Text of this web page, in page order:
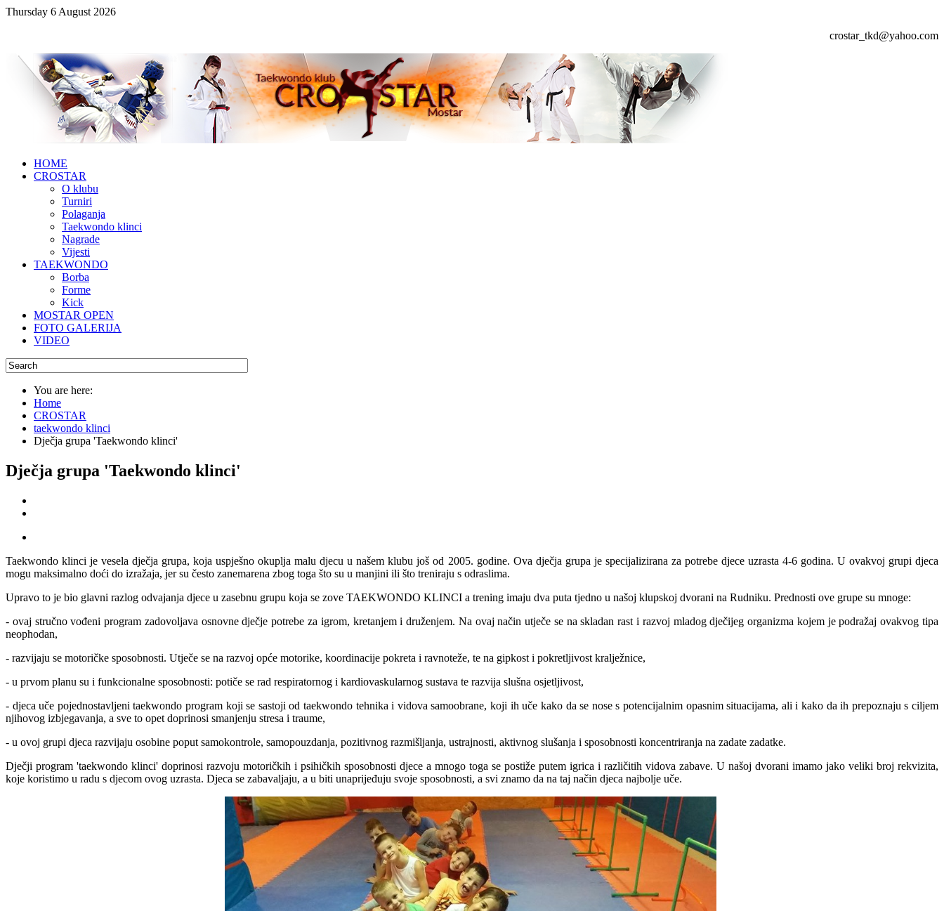
Thursday 6 August 2026
crostar_tkd@yahoo.com
HOME
CROSTAR
O klubu
Turniri
Polaganja
Taekwondo klinci
Nagrade
Vijesti
TAEKWONDO
Borba
Forme
Kick
MOSTAR OPEN
FOTO GALERIJA
VIDEO
You are here:
Home
CROSTAR
taekwondo klinci
Dječja grupa 'Taekwondo klinci'
Dječja grupa 'Taekwondo klinci'
Taekwondo klinci je vesela dječja grupa, koja uspješno okuplja malu djecu u našem klubu još od 2005. godine. Ova dječja grupa je specijalizirana za potrebe djece uzrasta 4-6 godina. U ovakvoj grupi djeca
mogu maksimalno doći do izražaja, jer su često zanemarena zbog toga što su u manjini ili što treniraju s odraslima.
Upravo to je bio glavni razlog odvajanja djece u zasebnu grupu koja se zove TAEKWONDO KLINCI a trening imaju dva puta tjedno u našoj klupskoj dvorani na Rudniku. Prednosti ove grupe su mnoge:
- ovaj stručno vođeni program zadovoljava osnovne dječje potrebe za igrom, kretanjem i druženjem. Na ovaj način utječe se na skladan rast i razvoj mladog dječijeg organizma kojem je podražaj ovakvog tipa
neophodan,
- razvijaju se motoričke sposobnosti. Utječe se na razvoj opće motorike, koordinacije pokreta i ravnoteže, te na gipkost i pokretljivost kralježnice,
- u prvom planu su i funkcionalne sposobnosti: potiče se rad respiratornog i kardiovaskularnog sustava te razvija slušna osjetljivost,
- djeca uče pojednostavljeni taekwondo program koji se sastoji od taekwondo tehnika i vidova samoobrane, koji ih uče kako da se nose s potencijalnim opasnim situacijama, ali i kako da ih prepoznaju s ciljem
njihovog izbjegavanja, a sve to opet doprinosi smanjenju stresa i traume,
- u ovoj grupi djeca razvijaju osobine poput samokontrole, samopouzdanja, pozitivnog razmišljanja, ustrajnosti, aktivnog slušanja i sposobnosti koncentriranja na zadate zadatke.
Dječji program 'taekwondo klinci' doprinosi razvoju motoričkih i psihičkih sposobnosti djece a mnogo toga se postiže putem igrica i različitih vidova zabave. U našoj dvorani imamo jako veliki broj rekvizita,
koje koristimo u radu s djecom ovog uzrasta. Djeca se zabavaljaju, a u biti unaprijeđuju svoje sposobnosti, a svi znamo da na taj način djeca najbolje uče.